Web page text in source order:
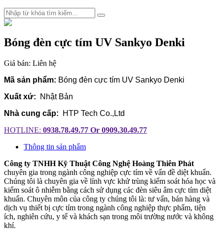
Bóng đèn cực tím UV Sankyo Denki
Giá bán: Liên hệ
Mã sản phẩm: Bóng đèn cực tím UV Sankyo Denki
Xuất xứ: Nhật Bản
Nhà cung cấp: HTP Tech Co.,Ltd
HOTLINE: 0938.78.49.77 Or 0909.30.49.77
Thông tin sản phẩm
Công ty TNHH Kỹ Thuật Công Nghệ Hoàng Thiên Phát
chuyên gia trong ngành công nghiệp cực tím về vấn đề diệt khuẩn.
Chúng tôi là chuyên gia về lỉnh vực khử trùng kiểm soát hóa học và
kiểm soát ô nhiễm bằng cách sử dụng các đèn siêu âm cực tím diệt
khuẩn. Chuyên môn của công ty chúng tôi là: tư vấn, bán hàng và
dịch vụ thiết bị cực tím trong ngành công nghiệp thực phẩm, tiện
ích, nghiên cứu, y tế và khách sạn trong môi trường nước và không
khí.